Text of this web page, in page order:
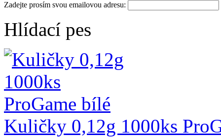
Zadejte prosím svou emailovou adresu:
Hlídací pes
Kuličky 0,12g 1000ks